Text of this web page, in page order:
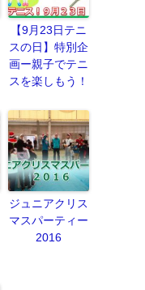
【9月23日テニ
スの日】特別企
画ー親子でテニ
スを楽しもう！
ジュニアクリス
マスパーティー
2016